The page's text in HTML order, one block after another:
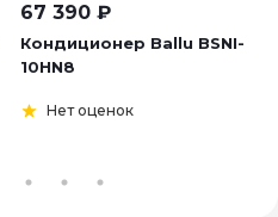
67 390 ₽
Кондиционер Ballu BSNI-
10HN8
Нет оценок